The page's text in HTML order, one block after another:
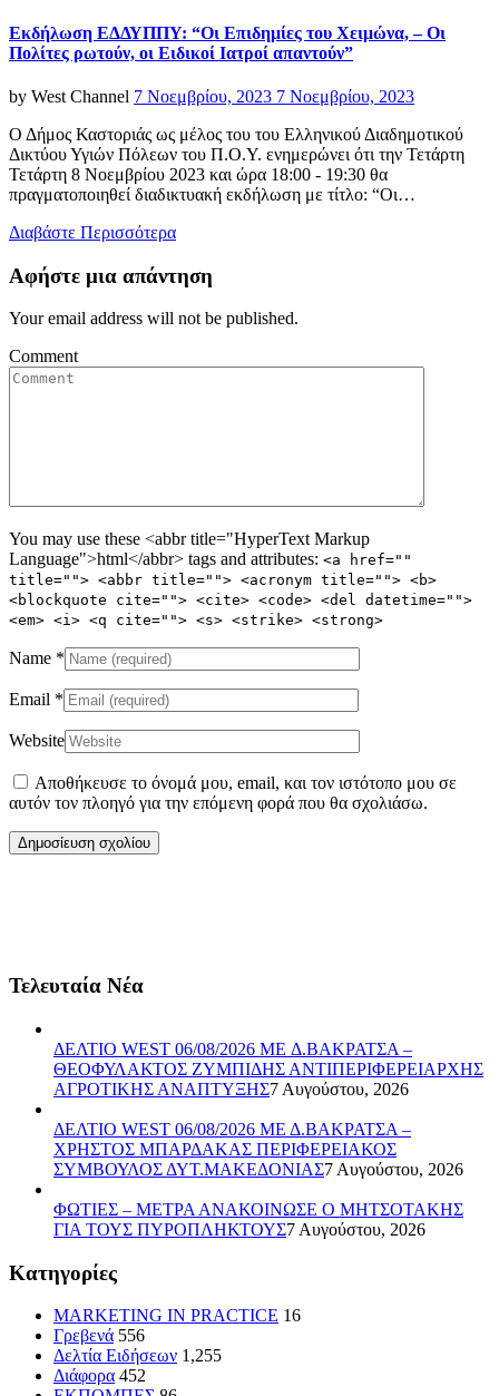
Εκδήλωση ΕΔΔΥΠΠΥ: “Οι Επιδημίες του Χειμώνα, – Οι
Πολίτες ρωτούν, οι Ειδικοί Ιατροί απαντούν”
by West Channel Posted
7 Νοεμβρίου, 2023 7 Νοεμβρίου, 2023
Ο Δήμος Καστοριάς ως μέλος του του Ελληνικού Διαδημοτικού
Δικτύου Υγιών Πόλεων του Π.Ο.Υ. ενημερώνει ότι την Τετάρτη
Τετάρτη 8 Νοεμβρίου 2023 και ώρα 18:00 - 19:30 θα
πραγματοποιηθεί διαδικτυακή εκδήλωση με τίτλο: “Οι…
Διαβάστε Περισσότερα
Αφήστε μια απάντηση
Your email address will not be published.
Comment
You may use these <abbr title="HyperText Markup
Language">html</abbr> tags and attributes: <a href=""
title=""> <abbr title=""> <acronym title=""> <b>
<blockquote cite=""> <cite> <code> <del datetime="">
<em> <i> <q cite=""> <s> <strike> <strong>
Name *
Email *
Website
Αποθήκευσε το όνομά μου, email, και τον ιστότοπο μου σε
αυτόν τον πλοηγό για την επόμενη φορά που θα σχολιάσω.
Τελευταία Νέα
ΔΕΛΤΙΟ WEST 06/08/2026 ME Δ.ΒΑΚΡΑΤΣΑ –
ΘΕΟΦΥΛΑΚΤΟΣ ΖΥΜΠΙΔΗΣ ΑΝΤΙΠΕΡΙΦΕΡΕΙΑΡΧΗΣ
ΑΓΡΟΤΙΚΗΣ ΑΝΑΠΤΥΞΗΣ7 Αυγούστου, 2026
ΔΕΛΤΙΟ WEST 06/08/2026 ΜΕ Δ.ΒΑΚΡΑΤΣΑ –
ΧΡΗΣΤΟΣ ΜΠΑΡΔΑΚΑΣ ΠΕΡΙΦΕΡΕΙΑΚΟΣ
ΣΥΜΒΟΥΛΟΣ ΔΥΤ.ΜΑΚΕΔΟΝΙΑΣ7 Αυγούστου, 2026
ΦΩΤΙΕΣ – ΜΕΤΡΑ ΑΝΑΚΟΙΝΩΣΕ Ο ΜΗΤΣΟΤΑΚΗΣ
ΓΙΑ ΤΟΥΣ ΠΥΡΟΠΛΗΚΤΟΥΣ7 Αυγούστου, 2026
Kατηγορίες
MARKETING IN PRACTICE 16
Γρεβενά 556
Δελτία Ειδήσεων 1,255
Διάφορα 452